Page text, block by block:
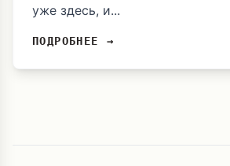
уже здесь, и...
ПОДРОБНЕЕ →